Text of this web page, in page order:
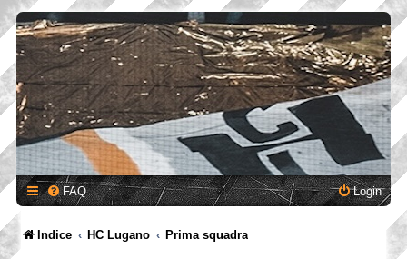
FAQ Login
Indice HC Lugano Prima squadra